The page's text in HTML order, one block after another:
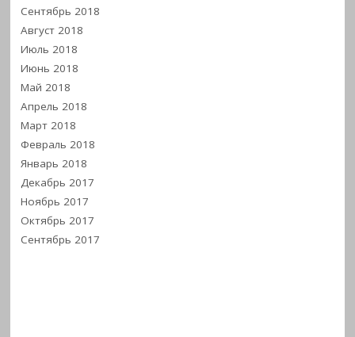
Сентябрь 2018
Август 2018
Июль 2018
Июнь 2018
Май 2018
Апрель 2018
Март 2018
Февраль 2018
Январь 2018
Декабрь 2017
Ноябрь 2017
Октябрь 2017
Сентябрь 2017